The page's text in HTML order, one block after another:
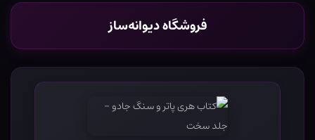
فروشگاه دیوانه‌ساز